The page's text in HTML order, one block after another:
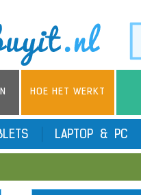
HOE HET WERKT
LAPTOP & PC